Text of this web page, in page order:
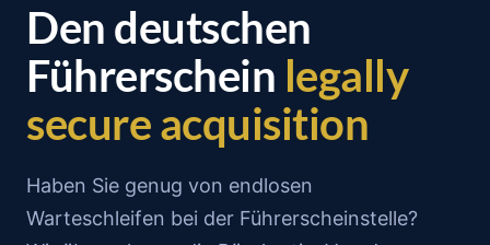
Den deutschen
Führerschein legally
secure acquisition
Haben Sie genug von endlosen
Warteschleifen bei der Führerscheinstelle?